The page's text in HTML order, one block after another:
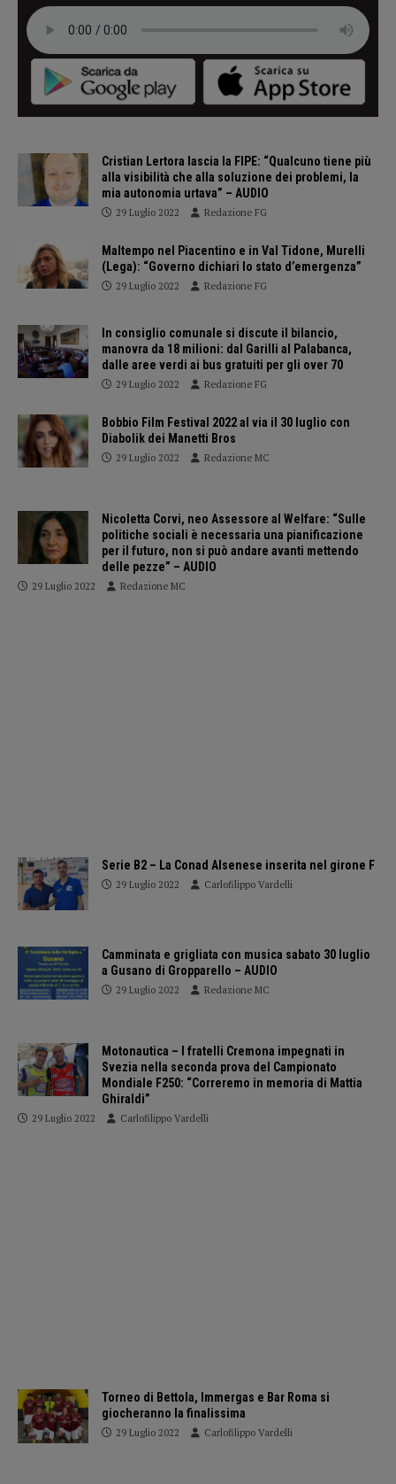
Cristian Lertora lascia la FIPE: “Qualcuno tiene più
alla visibilità che alla soluzione dei problemi, la
mia autonomia urtava” – AUDIO
29 Luglio 2022 Redazione FG
Maltempo nel Piacentino e in Val Tidone, Murelli
(Lega): “Governo dichiari lo stato d’emergenza”
29 Luglio 2022 Redazione FG
In consiglio comunale si discute il bilancio,
manovra da 18 milioni: dal Garilli al Palabanca,
dalle aree verdi ai bus gratuiti per gli over 70
29 Luglio 2022 Redazione FG
Bobbio Film Festival 2022 al via il 30 luglio con
Diabolik dei Manetti Bros
29 Luglio 2022 Redazione MC
Nicoletta Corvi, neo Assessore al Welfare: “Sulle
politiche sociali è necessaria una pianificazione
per il futuro, non si può andare avanti mettendo
delle pezze” – AUDIO
29 Luglio 2022 Redazione MC
Serie B2 – La Conad Alsenese inserita nel girone F
29 Luglio 2022 Carlofilippo Vardelli
Camminata e grigliata con musica sabato 30 luglio
a Gusano di Gropparello – AUDIO
29 Luglio 2022 Redazione MC
Motonautica – I fratelli Cremona impegnati in
Svezia nella seconda prova del Campionato
Mondiale F250: “Correremo in memoria di Mattia
Ghiraldi”
29 Luglio 2022 Carlofilippo Vardelli
Torneo di Bettola, Immergas e Bar Roma si
giocheranno la finalissima
29 Luglio 2022 Carlofilippo Vardelli